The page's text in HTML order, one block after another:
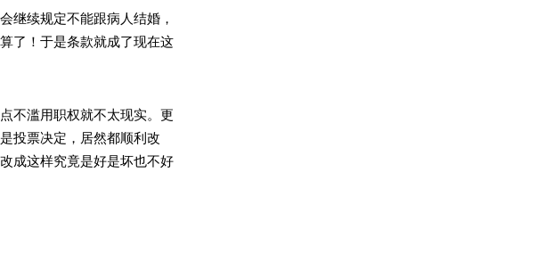
继续规定不能跟病人结婚，
了！于是条款就成了现在这
不滥用职权就不太现实。更
投票决定，居然都顺利改
成这样究竟是好是坏也不好